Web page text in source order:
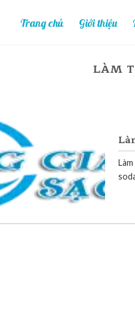
Trang chủ Giới thiệu
LÀM